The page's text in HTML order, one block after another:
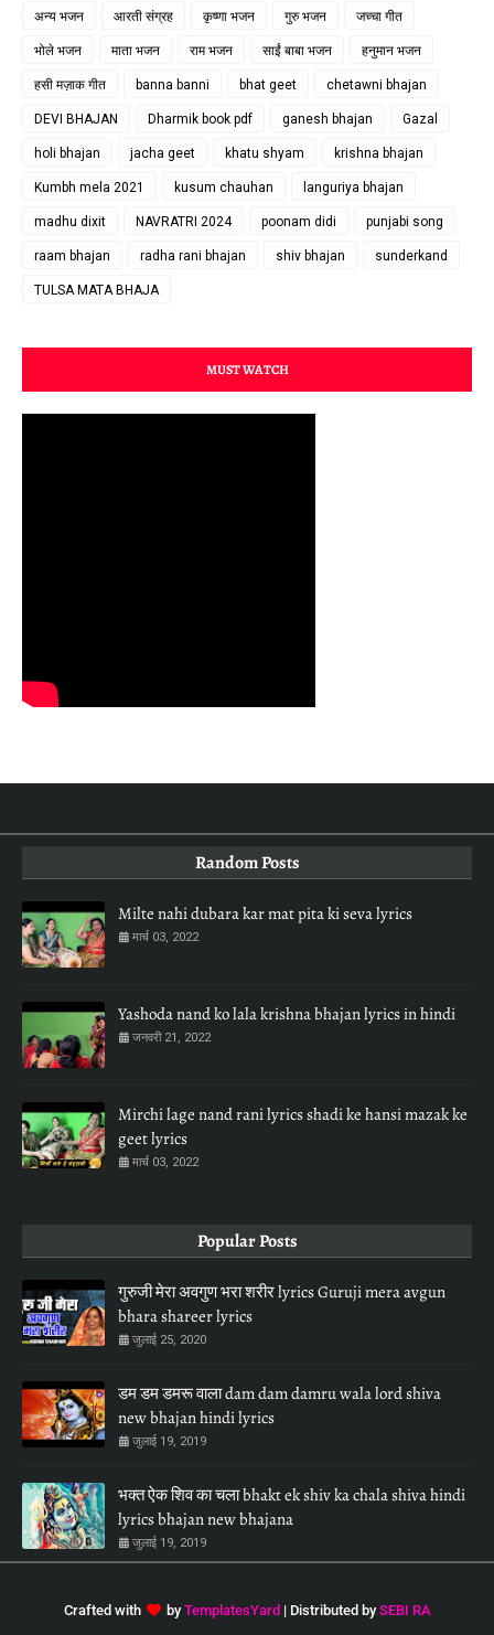
अन्य भजन आरती संग्रह कृष्णा भजन गुरु भजन जच्चा गीत
भोले भजन माता भजन राम भजन साईं बाबा भजन हनुमान भजन
हसी मज़ाक गीत banna banni bhat geet chetawni bhajan
DEVI BHAJAN Dharmik book pdf ganesh bhajan Gazal
holi bhajan jacha geet khatu shyam krishna bhajan
Kumbh mela 2021 kusum chauhan languriya bhajan
madhu dixit NAVRATRI 2024 poonam didi punjabi song
raam bhajan radha rani bhajan shiv bhajan sunderkand
TULSA MATA BHAJA
MUST WATCH
Random Posts
Milte nahi dubara kar mat pita ki seva lyrics
मार्च 03, 2022
Yashoda nand ko lala krishna bhajan lyrics in hindi
जनवरी 21, 2022
Mirchi lage nand rani lyrics shadi ke hansi mazak ke
geet lyrics
मार्च 03, 2022
Popular Posts
गुरुजी मेरा अवगुण भरा शरीर lyrics Guruji mera avgun
bhara shareer lyrics
जुलाई 25, 2020
डम डम डमरू वाला dam dam damru wala lord shiva
new bhajan hindi lyrics
जुलाई 19, 2019
भक्त ऐक शिव का चला bhakt ek shiv ka chala shiva hindi
lyrics bhajan new bhajana
जुलाई 19, 2019
Crafted with byTemplatesYard | Distributed bySEBI RA